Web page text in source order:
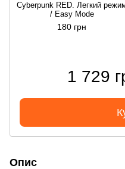
Cyberpunk RED. Легкий
/ Easy Mode
180 грн
1 729
Опис